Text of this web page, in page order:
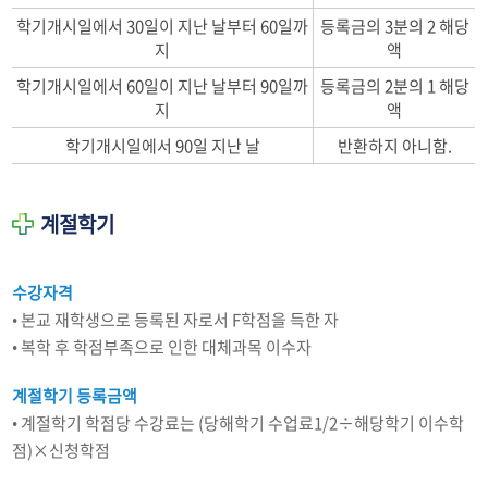
학기개시일에서 30일이 지난 날부터 60일까
지
등록금의 3분의 2 해당
액
학기개시일에서 60일이 지난 날부터 90일까
지
등록금의 2분의 1 해당
액
학기개시일에서 90일 지난 날
반환하지 아니함.
계절학기
수강자격
• 본교 재학생으로 등록된 자로서 F학점을 득한 자
• 복학 후 학점부족으로 인한 대체과목 이수자
계절학기 등록금액
• 계절학기 학점당 수강료는 (당해학기 수업료1/2÷해당학기 이수학
점)×신청학점